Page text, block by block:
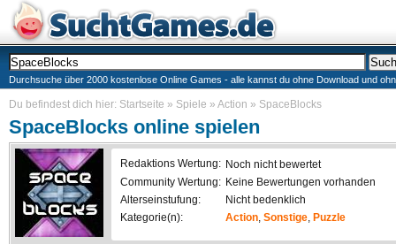
Durchsuche über 2000 kostenlose Online Games - alle kannst du ohne Download und
Du befindest dich hier: Startseite » Spiele » Action » SpaceBlocks
SpaceBlocks online spielen
Redaktions Wertung: Noch nicht bewertet
Community Wertung: Keine Bewertungen vorhanden
Alterseinstufung:
Nicht bedenklich
Kategorie(n):
Action, Sonstige, Puzzle